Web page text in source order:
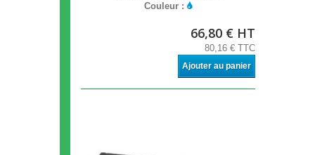
Couleur :
66,80 € HT
80,16 € TTC
Ajouter au panier